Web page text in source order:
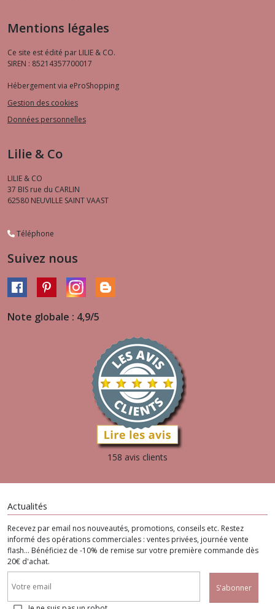
Mentions légales
Ce site est édité par LILIE & CO.
SIREN : 85214357700017
Hébergement via eProShopping
Gestion des cookies
Données personnelles
Lilie & Co
LILIE & CO
37 BIS rue du CARLIN
62580 NEUVILLE SAINT VAAST
Téléphone
Suivez nous
Note globale : 4,9/5
158 avis clients
Actualités
Recevez par email nos nouveautés, promotions, conseils etc. Restez
informé des opérations commerciales : ventes privées, journée vente
flash... Bénéficiez de -10% de remise sur votre première commande dès
20€ d'achat.
S'abonner